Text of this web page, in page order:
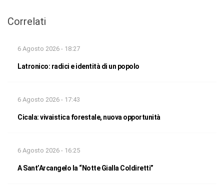
Correlati
6 Agosto 2026 - 18:27
Latronico: radici e identità di un popolo
6 Agosto 2026 - 17:43
Cicala: vivaistica forestale, nuova opportunità
6 Agosto 2026 - 16:25
A Sant’Arcangelo la “Notte Gialla Coldiretti”